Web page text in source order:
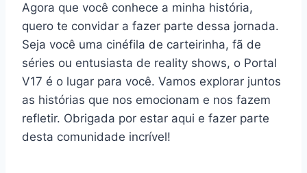
Agora que você conhece a minha história,
quero te convidar a fazer parte dessa jornada.
Seja você uma cinéfila de carteirinha, fã de
séries ou entusiasta de reality shows, o Portal
V17 é o lugar para você. Vamos explorar juntos
as histórias que nos emocionam e nos fazem
refletir. Obrigada por estar aqui e fazer parte
desta comunidade incrível!